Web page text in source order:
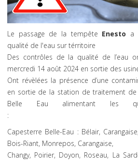
Le passage de la tempête Enesto a
qualité de l'eau sur térritoire
Des contrôles de la qualité de l’eau
mercredi 14 août 2024 en sortie des
Ont révèlées la présence d’une
en sortie de la station de traitement de
Belle Eau alimentant les
:
Capesterre Belle-Eau : Bélair,
Bois-Riant, Monrepos, Carangaise,
Changy, Poirier, Doyon, Roseau, La